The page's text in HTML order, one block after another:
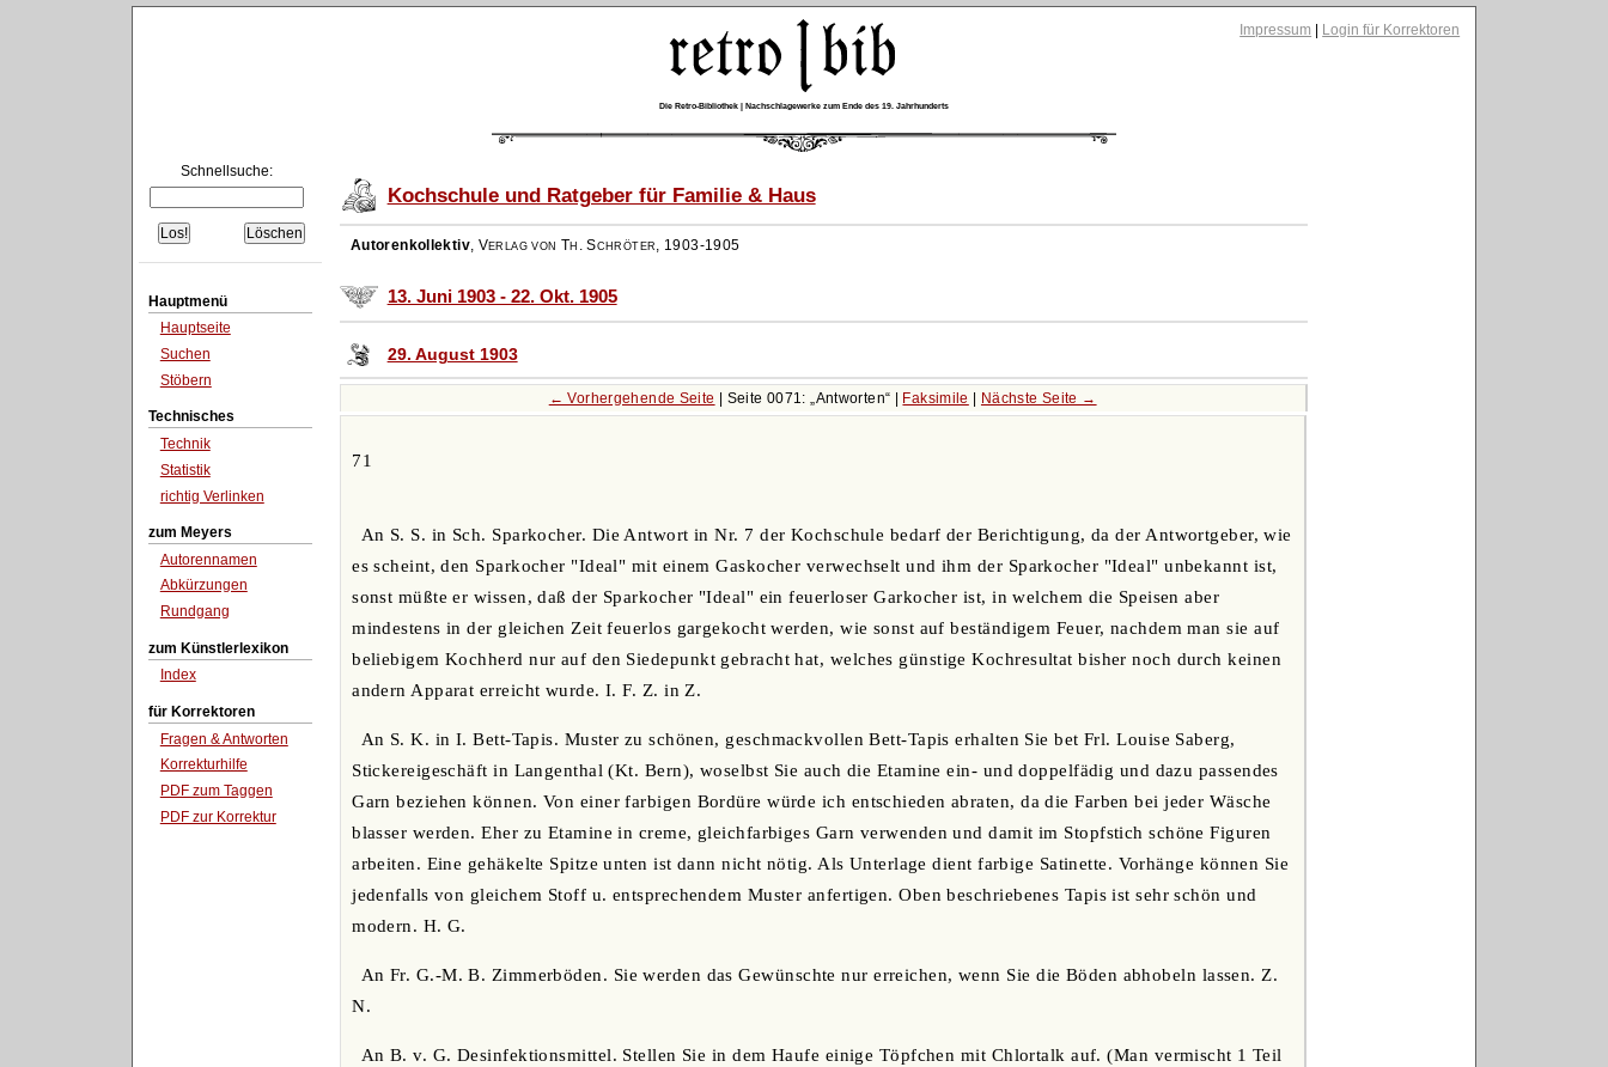
Impressum Login für Korrektoren
Die Retro-Bibliothek | Nachschlagewerke zum Ende des 19. Jahrhunderts
Schnellsuche:
Hauptmenü
Hauptseite
Suchen
Stöbern
Technisches
Technik
Statistik
richtig Verlinken
zum Meyers
Autorennamen
Abkürzungen
Rundgang
zum Künstlerlexikon
Index
für Korrektoren
Fragen & Antworten
Korrekturhilfe
PDF zum Taggen
PDF zur Korrektur
Kochschule und Ratgeber für Familie & Haus
Autorenkollektiv, Verlag von Th. Schröter, 1903-1905
13. Juni 1903 - 22. Okt. 1905
29. August 1903
← Vorhergehende Seite | Seite 0071: Antworten | Faksimile | Nächste Seite →
71
An S. S. in Sch. Sparkocher. Die Antwort in Nr. 7 der Kochschule bedarf der Berichtigung, da der Antwortgeber, wie
es scheint, den Sparkocher "Ideal" mit einem Gaskocher verwechselt und ihm der Sparkocher "Ideal" unbekannt ist,
sonst müßte er wissen, daß der Sparkocher "Ideal" ein feuerloser Garkocher ist, in welchem die Speisen aber
mindestens in der gleichen Zeit feuerlos gargekocht werden, wie sonst auf beständigem Feuer, nachdem man sie auf
beliebigem Kochherd nur auf den Siedepunkt gebracht hat, welches günstige Kochresultat bisher noch durch keinen
andern Apparat erreicht wurde. I. F. Z. in Z.
An S. K. in I. Bett-Tapis. Muster zu schönen, geschmackvollen Bett-Tapis erhalten Sie bet Frl. Louise Saberg,
Stickereigeschäft in Langenthal (Kt. Bern), woselbst Sie auch die Etamine ein- und doppelfädig und dazu passendes
Garn beziehen können. Von einer farbigen Bordüre würde ich entschieden abraten, da die Farben bei jeder Wäsche
blasser werden. Eher zu Etamine in creme, gleichfarbiges Garn verwenden und damit im Stopfstich schöne Figuren
arbeiten. Eine gehäkelte Spitze unten ist dann nicht nötig. Als Unterlage dient farbige Satinette. Vorhänge können Sie
jedenfalls von gleichem Stoff u. entsprechendem Muster anfertigen. Oben beschriebenes Tapis ist sehr schön und
modern. H. G.
An Fr. G.-M. B. Zimmerböden. Sie werden das Gewünschte nur erreichen, wenn Sie die Böden abhobeln lassen. Z.
N.
An B. v. G. Desinfektionsmittel. Stellen Sie in dem Haufe einige Töpfchen mit Chlortalk auf. (Man vermischt 1 Teil